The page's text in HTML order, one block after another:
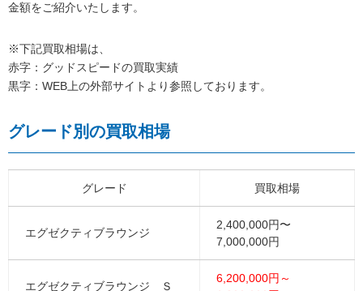
金額をご紹介いたします。
※下記買取相場は、
赤字：グッドスピードの買取実績
黒字：WEB上の外部サイトより参照しております。
グレード別の買取相場
グレード 買取相場
エグゼクティブラウンジ
2,400,000円〜
7,000,000円
エグゼクティブラウンジ Ｓ
6,200,000円～